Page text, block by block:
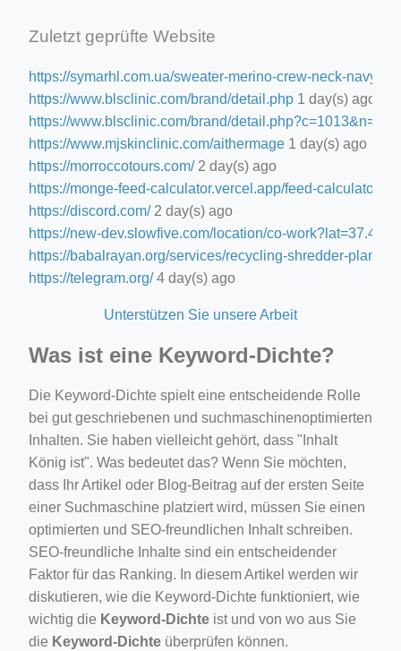
Zuletzt geprüfte Website
https://symarhl.com.ua/sweater-merino-crew-neck-navy-
https://www.blsclinic.com/brand/detail.php 1 day(s) ago
https://www.blsclinic.com/brand/
https://www.mjskinclinic.com/aithermage 1 day(s) ago
https://morroccotours.com/2 day(s) ago
https://monge-feed-calculator.vercel.app/feed-calculator
https://discord.com/2 day(s) ago
https://new-dev.slowfive.com/location/co-
https://babalrayan.org/services/recycling-shredder-plant-
https://telegram.org/4 day(s) ago
Unterstützen Sie unsere Arbeit
Was ist eine Keyword-Dichte?
Die Keyword-Dichte spielt eine entscheidende Rolle
bei gut geschriebenen und suchmaschinenoptimierten
Inhalten. Sie haben vielleicht gehört, dass "Inhalt
König ist". Was bedeutet das? Wenn Sie möchten,
dass Ihr Artikel oder Blog-Beitrag auf der ersten Seite
einer Suchmaschine platziert wird, müssen Sie einen
optimierten und SEO-freundlichen Inhalt schreiben.
SEO-freundliche Inhalte sind ein entscheidender
Faktor für das Ranking. In diesem Artikel werden wir
diskutieren, wie die Keyword-Dichte funktioniert, wie
wichtig die Keyword-Dichte ist und von wo aus Sie
die Keyword-Dichte überprüfen können.